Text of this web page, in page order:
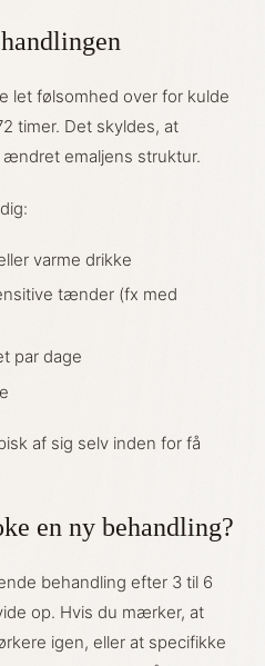
let følsomhed over for kulde
timer. Det skyldes, at
emaljens struktur.
varme drikke
tænder (fx med
par dage
af sig selv inden for få
en ny behandling?
behandling efter 3 til 6
op. Hvis du mærker, at
igen, eller at specifikke